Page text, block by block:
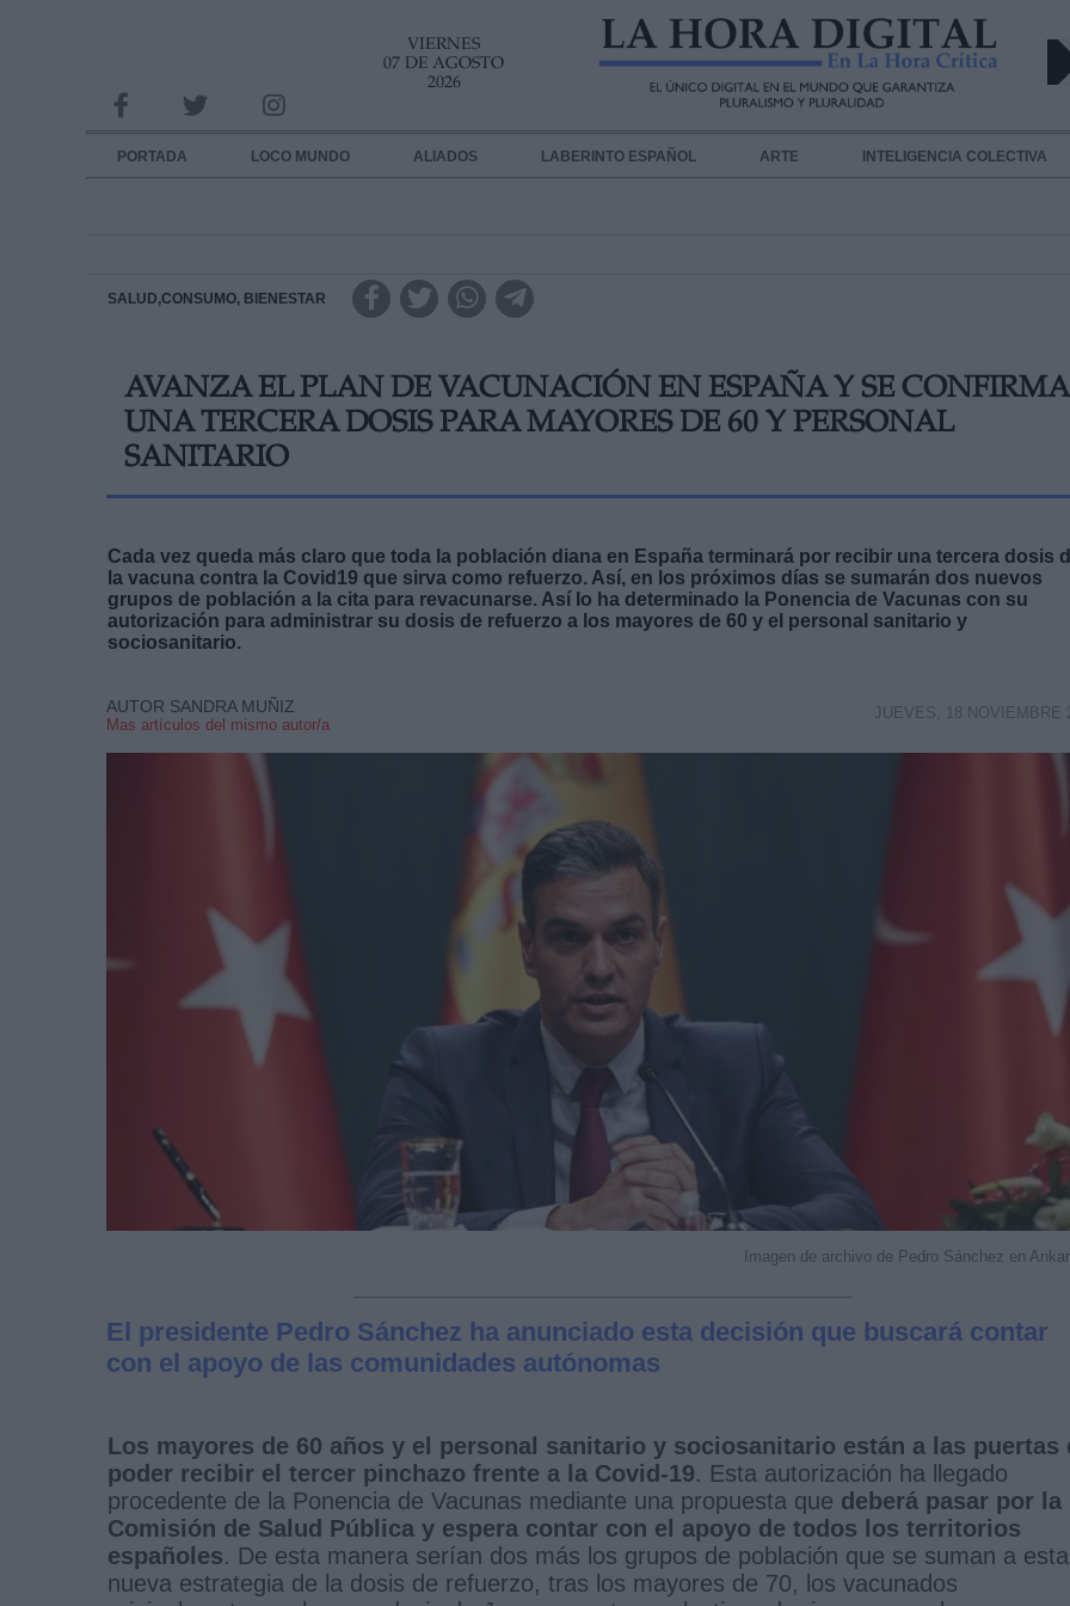
VIERNES
07 DE AGOSTO
2026
PORTADA LOCO MUNDO ALIADOS LABERINTO ESPAÑOL ARTE INTELIGENCIA COLECTIVA
SALUD,CONSUMO, BIENESTAR
AVANZA EL PLAN DE VACUNACIÓN EN ESPAÑA Y SE CONFIRMA
UNA TERCERA DOSIS PARA MAYORES DE 60 Y PERSONAL
SANITARIO
Cada vez queda más claro que toda la población diana en España terminará por recibir una tercera dosis
la vacuna contra la Covid19 que sirva como refuerzo. Así, en los próximos días se sumarán dos nuevos
grupos de población a la cita para revacunarse. Así lo ha determinado la Ponencia de Vacunas con su
autorización para administrar su dosis de refuerzo a los mayores de 60 y el personal sanitario y
sociosanitario.
AUTOR SANDRA MUÑIZ
Mas artículos del mismo autor/a
JUEVES, 18 NOVIEMBRE
Imagen de archivo de Pedro Sánchez en
El presidente Pedro Sánchez ha anunciado esta decisión que buscará contar
con el apoyo de las comunidades autónomas
Los mayores de 60 años y el personal sanitario y sociosanitario están a las puertas
poder recibir el tercer pinchazo frente a la Covid-19. Esta autorización ha llegado
procedente de la Ponencia de Vacunas mediante una propuesta que deberá pasar por la
Comisión de Salud Pública y espera contar con el apoyo de todos los territorios
españoles. De esta manera serían dos más los grupos de población que se suman a esta
nueva estrategia de la dosis de refuerzo, tras los mayores de 70, los vacunados
INFORMACION SOBRE LA PROTECCIÓN DE TUS DATOS
Responsable:
Destinatarios:
link
Información adicional
link